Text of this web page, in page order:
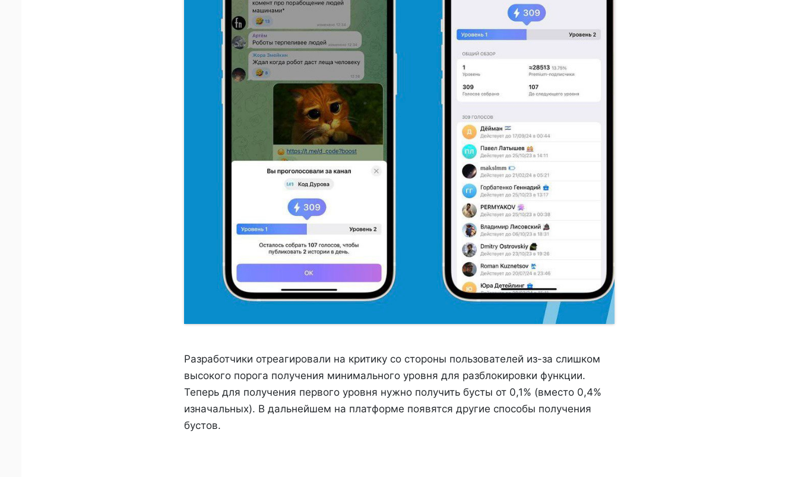
Разработчики отреагировали на критику со стороны пользователей из-за слишком
высокого порога получения минимального уровня для разблокировки функции.
Теперь для получения первого уровня нужно получить бусты от 0,1% (вместо 0,4%
изначальных). В дальнейшем на платформе появятся другие способы получения
бустов.